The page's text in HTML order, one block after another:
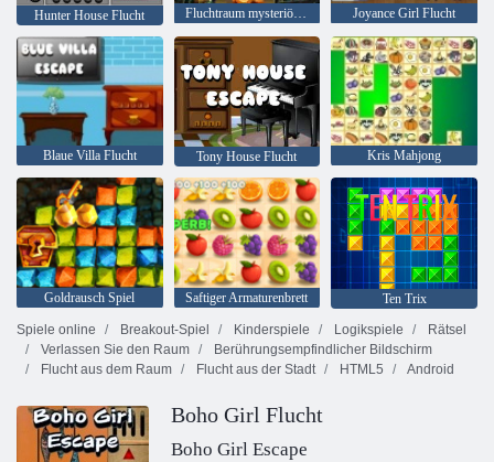
Hunter House Flucht Fluchtraum mysteriöses Wort Joyance Girl Flucht
Blaue Villa Flucht Tony House Flucht Kris Mahjong
Goldrausch Spiel Saftiger Armaturenbrett
Ten Trix
Spiele online
Breakout-Spiel Kinderspiele Logikspiele
Rätsel
Verlassen Sie den Raum
Berührungsempfindlicher Bildschirm
Flucht aus dem Raum
Flucht aus der Stadt HTML5 Android
Boho Girl Flucht
Boho Girl Escape